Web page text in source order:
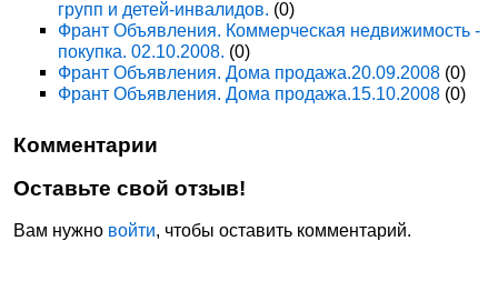
групп и детей-инвалидов. (0)
Франт Объявления. Коммерческая недвижимость -
покупка. 02.10.2008. (0)
Франт Объявления. Дома продажа.20.09.2008 (0)
Франт Объявления. Дома продажа.15.10.2008 (0)
Комментарии
Оставьте свой отзыв!
Вам нужно войти, чтобы оставить комментарий.